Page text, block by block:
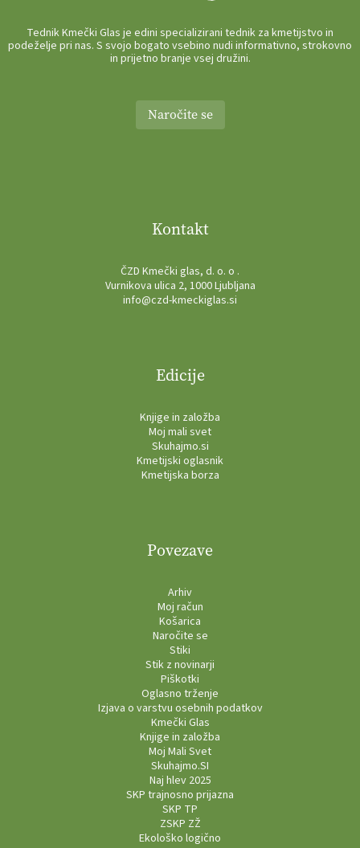
Tednik Kmečki Glas je edini specializirani tednik za kmetijstvo in
podeželje pri nas. S svojo bogato vsebino nudi informativno, strokovno
in prijetno branje vsej družini.
Naročite se
Kontakt
ČZD Kmečki glas, d. o. o .
Vurnikova ulica 2, 1000 Ljubljana
info@czd-kmeckiglas.si
Edicije
Knjige in založba
Moj mali svet
Skuhajmo.si
Kmetijski oglasnik
Kmetijska borza
Povezave
Arhiv
Moj račun
Košarica
Naročite se
Stiki
Stik z novinarji
Piškotki
Oglasno trženje
Izjava o varstvu osebnih podatkov
Kmečki Glas
Knjige in založba
Moj Mali Svet
Skuhajmo.SI
Naj hlev 2025
SKP trajnosno prijazna
SKP TP
ZSKP ZŽ
Ekološko logično